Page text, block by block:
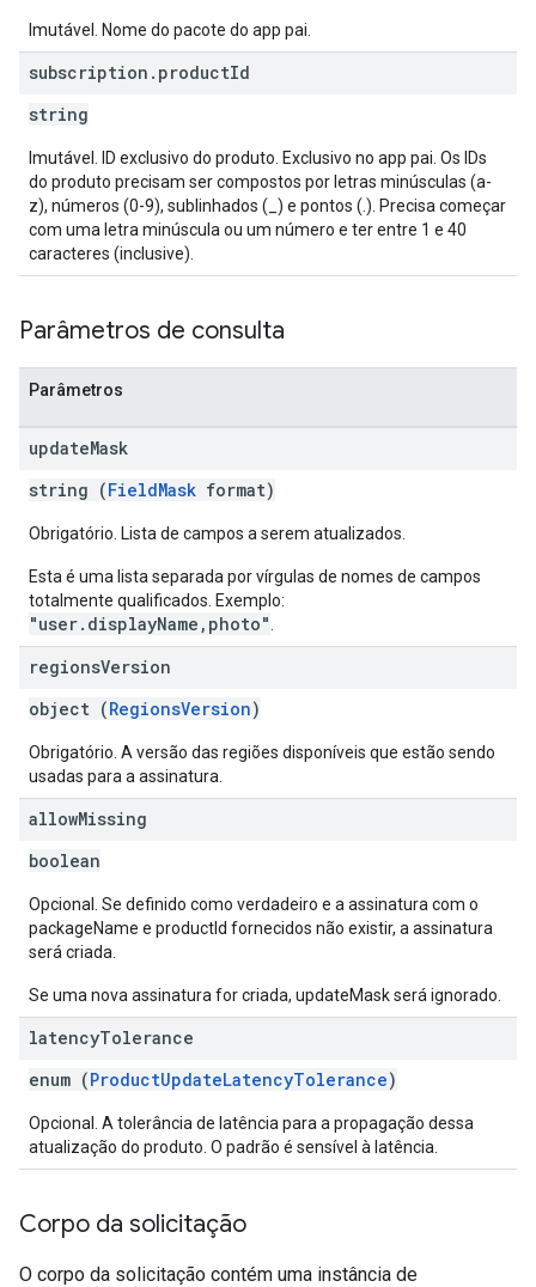
Imutável. Nome do pacote do app pai.
subscription . productId
string
Imutável. ID exclusivo do produto. Exclusivo no app pai. Os IDs
do produto precisam ser compostos por letras minúsculas (a-
z), números (0-9), sublinhados (_) e pontos (.). Precisa começar
com uma letra minúscula ou um número e ter entre 1 e 40
caracteres (inclusive).
Parâmetros de consulta
Parâmetros
updateMask
string (FieldMask format)
Obrigatório. Lista de campos a serem atualizados.
Esta é uma lista separada por vírgulas de nomes de campos
totalmente qualificados. Exemplo:
"user.displayName,photo"
regionsVersion
object (RegionsVersion)
Obrigatório. A versão das regiões disponíveis que estão sendo
usadas para a assinatura.
allowMissing
boolean
Opcional. Se definido como verdadeiro e a assinatura com o
packageName e productId fornecidos não existir, a assinatura
será criada.
Se uma nova assinatura for criada, updateMask será ignorado.
latencyTolerance
enum (ProductUpdateLatencyTolerance)
Opcional. A tolerância de latência para a propagação dessa
atualização do produto. O padrão é sensível à latência.
Corpo da solicitação
O corpo da solicitação contém uma instância de